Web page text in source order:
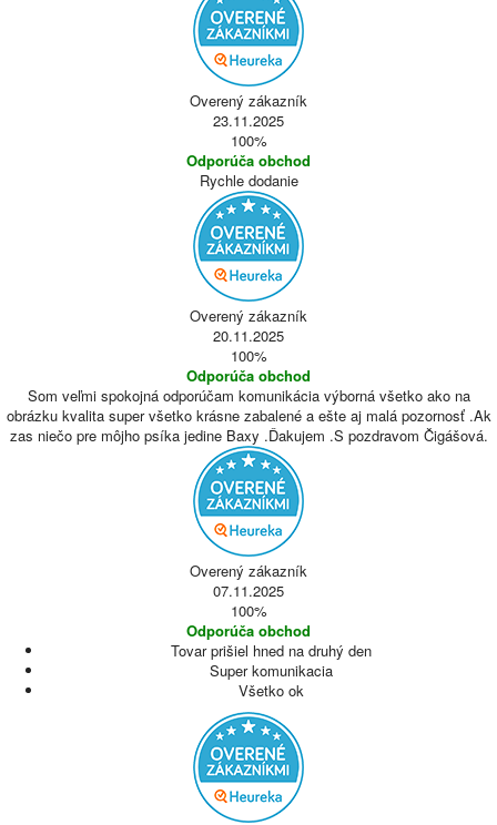
Overený zákazník
23.11.2025
100%
Odporúča obchod
Rychle dodanie
Overený zákazník
20.11.2025
100%
Odporúča obchod
Som veľmi spokojná odporúčam komunikácia výborná všetko ako na
obrázku kvalita super všetko krásne zabalené a ešte aj malá pozornosť .Ak
zas niečo pre môjho psíka jedine Baxy .Ďakujem .S pozdravom Čigášová.
Overený zákazník
07.11.2025
100%
Odporúča obchod
Tovar prišiel hned na druhý den
Super komunikacia
Všetko ok